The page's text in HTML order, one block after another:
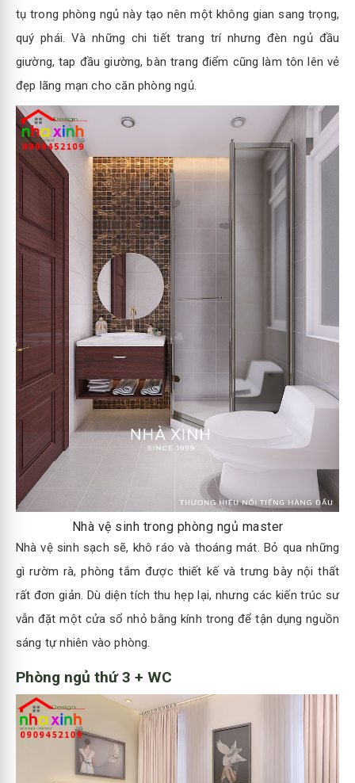
tụ trong phòng ngủ này tạo nên một không gian sang trọng,
quý phái. Và những chi tiết trang trí nhưng đèn ngủ đầu
giường, tap đầu giường, bàn trang điểm cũng làm tôn lên vẻ
đẹp lãng mạn cho căn phòng ngủ.
Nhà vệ sinh trong phòng ngủ master
Nhà vệ sinh sạch sẽ, khô ráo và thoáng mát. Bỏ qua những
gì rườm rà, phòng tắm được thiết kế và trưng bày nội thất
rất đơn giản. Dù diện tích thu hẹp lại, nhưng các kiến trúc sư
vẫn đặt một cửa sổ nhỏ bằng kính trong để tận dụng nguồn
sáng tự nhiên vào phòng.
Phòng ngủ thứ 3 + WC